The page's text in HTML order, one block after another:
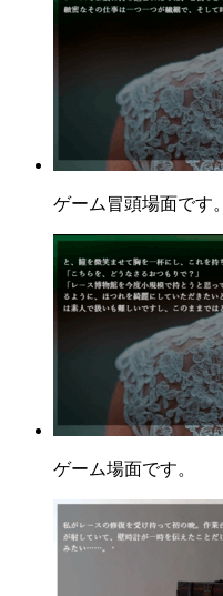
ゲーム冒頭場面です。
ゲーム場面です。